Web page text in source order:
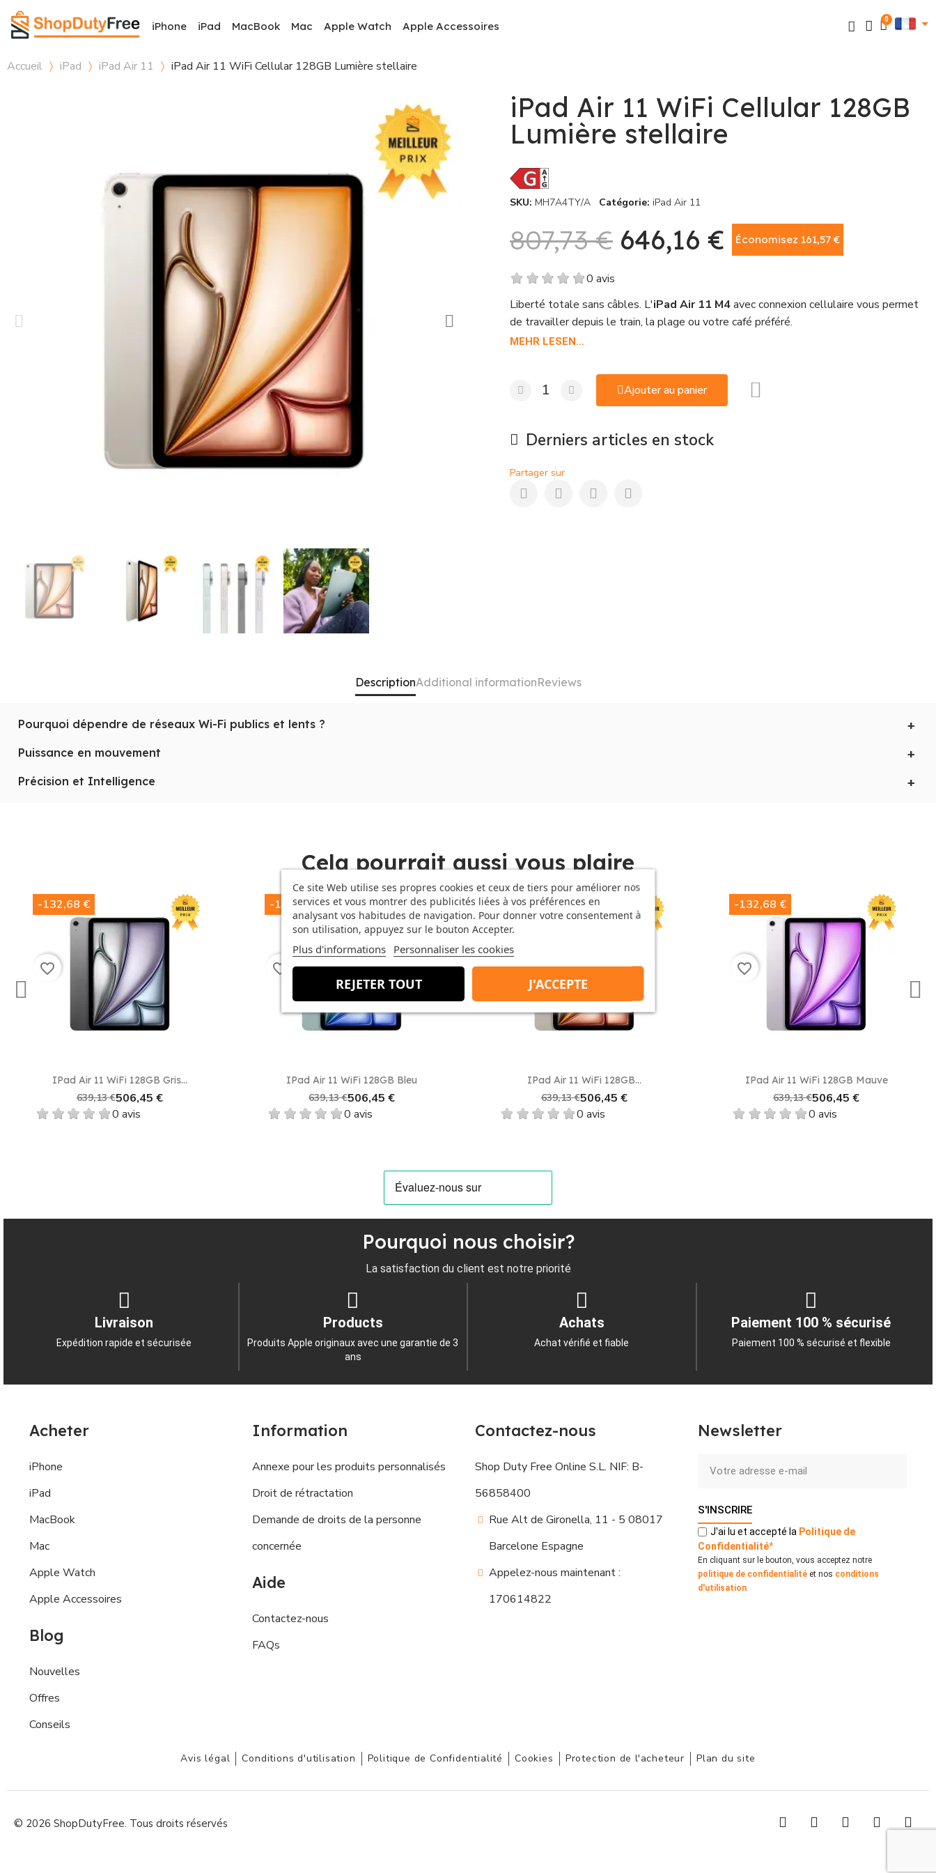
iPhone iPad MacBook Mac Apple Watch Apple Accessoires
Accueil iPad iPad Air 11 iPad Air 11 WiFi Cellular 128GB Lumière stellaire
iPad Air 11 WiFi Cellular 128GB
Lumière stellaire
SKU MH7A4TY/A Catégorie iPad Air 11
807,73 € 646,16 € Économisez 161,57 €
0 avis
Liberté totale sans câbles. L'iPad Air 11 M4avec connexion cellulaire vous permet
de travailler depuis le train, la plage ou votre café préféré.
MEHR LESEN...
Ajouter au panier
Derniers articles en stock
Partager sur
DescriptionAdditional informationReviews
Pourquoi dépendre de réseaux Wi-Fi publics et lents ?
Pourquoi dépendre de réseaux Wi-Fi publics et lents quand vous pouvez emporter votre propre autoroute de données 5G ? Cet
cellulaire est destiné aux nomades numériques qui ont besoin de l'
Puissance en mouvement
Avec la puce M4 sous le capot, l'envoi de fichiers lourds par connexion mobile ou la réalisation de visioconférences haute résolution en voyage est un jeu d'enfant.
Précision et Intelligence
Cela pourrait aussi vous plaire
 Aperçu rapide
IPad Air 11 WiFi 128GB Gris...
639,13 €506,45 €
0 avis
-132,68 €
favorite_border
Aperçu rapide
IPad Air 11 WiFi 128GB Bleu
639,13 €506,45 €
0 avis
-132,68 €
favorite_border
Aperçu rapide
IPad Air 11 WiFi 128GB...
639,13 €506,45 €
0 avis
-132,68 €
favorite_border
Aperçu rapide
IPad Air 11 WiFi 128GB Mauve
639,13 €506,45 €
0 avis
-132,68 €
favorite_border
Pourquoi nous choisir?
La satisfaction du client est notre priorité
Livraison
Expédition rapide et sécurisée
Products
Produits Apple originaux avec une garantie de 3
ans
Achats
Achat vérifié et fiable
Paiement 100 % sécurisé
Paiement 100 % sécurisé et flexible
Ce site Web utilise ses propres cookies et ceux de tiers pour améliorer nos
services et vous montrer des publicités liées à vos préférences en
analysant vos habitudes de navigation. Pour donner votre consentement à
son utilisation, appuyez sur le bouton Accepter.
Plus d'informations Personnaliser les cookies
REJETER TOUT J'ACCEPTE
Acheter
iPhone
iPad
MacBook
Mac
Apple Watch
Apple Accessoires
Blog
Nouvelles
Offres
Conseils
Information
Annexe pour les produits personnalisés
Droit de rétractation
Demande de droits de la personne
concernée
Aide
Contactez-nous
FAQs
Contactez-nous
Shop Duty Free Online S.L. NIF: B-
56858400
Rue Alt de Gironella, 11 - 5 08017
Barcelone Espagne
Appelez-nous maintenant :
170614822
Newsletter
S'INSCRIRE
J'ai lu et accepté la Politique de
Confidentialité*
En cliquant sur le bouton, vous acceptez notre
politique de confidentialité et nos conditions
d'utilisation.
Avis légal Conditions d'utilisation Politique de Confidentialité Cookies Protection de l'acheteur Plan du site
© 2026 ShopDutyFree. Tous droits réservés